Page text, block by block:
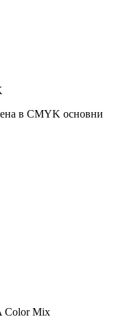
в CMYK основни
Color Mix